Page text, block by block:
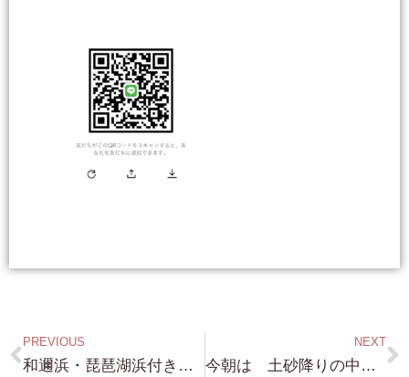
PREVIOUS
和邇浜・琵琶湖浜付き・北比良・琵琶湖浜前 嬉しいお返事ありがとうございます！・・是非とも よろしくお願いいたします。 今、役所で色々調査中です！ 後程 LINEします！
NEXT
今朝は 土砂降りの中 蓬莱へ！・・またまた 琵琶湖浜まで100歩（笑）物件ご紹介頂きました！・・琵琶湖浜前・琵琶湖浜に近い 絶好の場所です！